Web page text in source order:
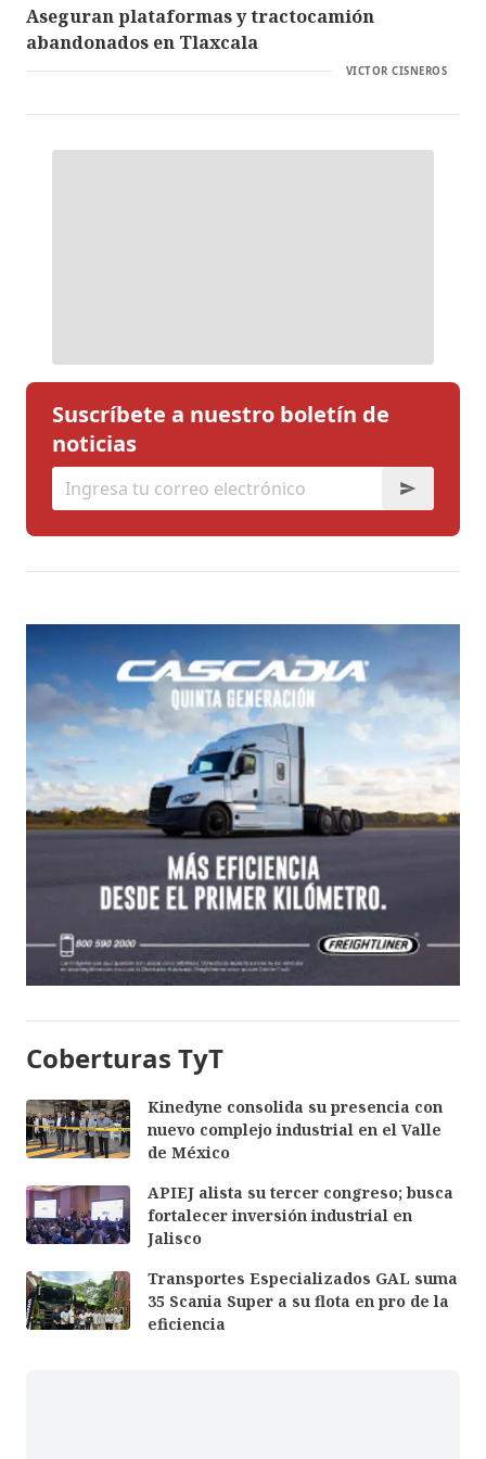
Aseguran plataformas y tractocamión
abandonados en Tlaxcala
VICTOR CISNEROS
Suscríbete a nuestro boletín de
noticias
Coberturas TyT
Kinedyne consolida su presencia con
nuevo complejo industrial en el Valle
de México
APIEJ alista su tercer congreso; busca
fortalecer inversión industrial en
Jalisco
Transportes Especializados GAL suma
35 Scania Super a su flota en pro de la
eficiencia